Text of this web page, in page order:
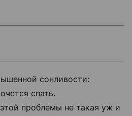
сонливости:
спать.
проблемы не такая уж и